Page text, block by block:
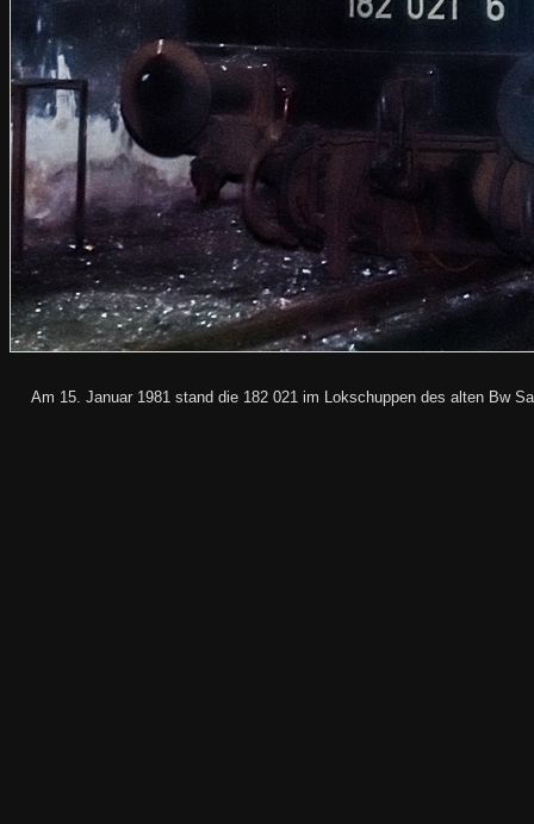
Am 15. Januar 1981 stand die 182 021 im Lokschuppen des alten Bw